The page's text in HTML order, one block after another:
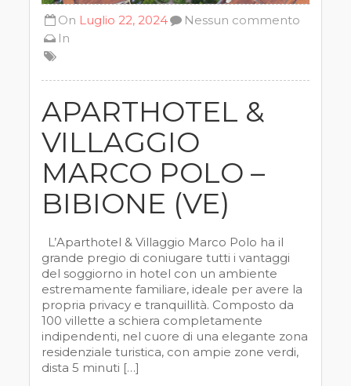
On Luglio 22, 2024
In
Nessun commento
APARTHOTEL &
VILLAGGIO
MARCO POLO –
BIBIONE (VE)
L’Aparthotel & Villaggio Marco Polo ha il
grande pregio di coniugare tutti i vantaggi
del soggiorno in hotel con un ambiente
estremamente familiare, ideale per avere la
propria privacy e tranquillità. Composto da
100 villette a schiera completamente
indipendenti, nel cuore di una elegante zona
residenziale turistica, con ampie zone verdi,
dista 5 minuti […]